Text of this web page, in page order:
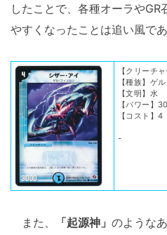
したことで、各種オーラや
やすくなったことは追い風であ
【クリーチャ
【種族】ゲ
【文明】水
【パワー】
【コスト】4
-
また、 「起源神」 のような